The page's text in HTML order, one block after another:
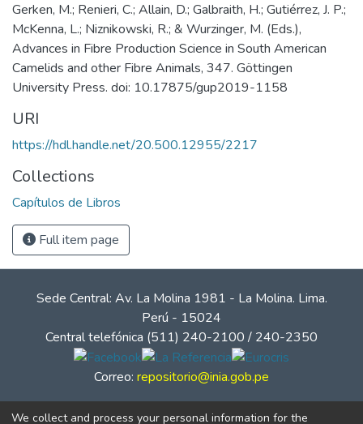
Gerken, M.; Renieri, C.; Allain, D.; Galbraith, H.; Gutiérrez, J. P.;
McKenna, L.; Niznikowski, R.; & Wurzinger, M. (Eds.),
Advances in Fibre Production Science in South American
Camelids and other Fibre Animals, 347. Göttingen
University Press. doi: 10.17875/gup2019-1158
URI
https://hdl.handle.net/20.500.12955/2217
Collections
Capítulos de Libros
Full item page
Sede Central: Av. La Molina 1981 - La Molina. Lima.
Perú - 15024
Central telefónica (511) 240-2100 / 240-2350
Correo: repositorio@inia.gob.pe
We collect and process your personal information for the